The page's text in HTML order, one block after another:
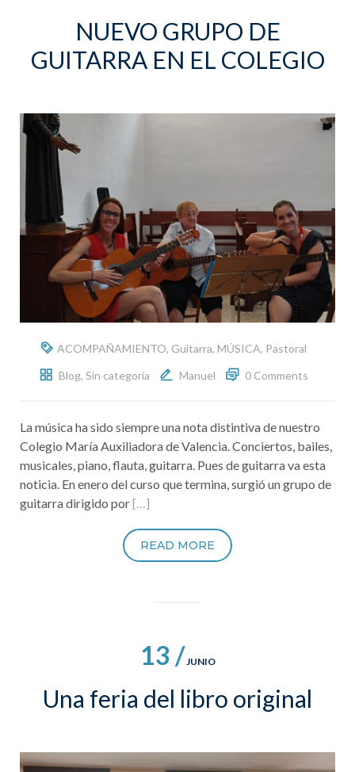
NUEVO GRUPO DE
GUITARRA EN EL COLEGIO
ACOMPAÑAMIENTO, Guitarra, MÚSICA, Pastoral
Blog, Sin categoría Manuel 0 Comments
La música ha sido siempre una nota distintiva de nuestro
Colegio María Auxiliadora de Valencia. Conciertos, bailes,
musicales, piano, flauta, guitarra. Pues de guitarra va esta
noticia. En enero del curso que termina, surgió un grupo de
guitarra dirigido por[…]
READ MORE
13 / JUNIO
Una feria del libro original